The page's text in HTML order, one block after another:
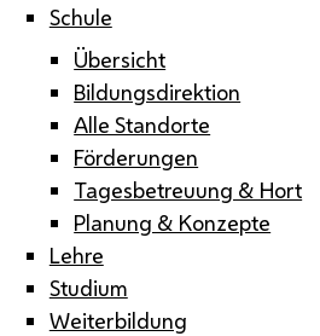
Schule
Übersicht
Bildungsdirektion
Alle Standorte
Förderungen
Tagesbetreuung & Hort
Planung & Konzepte
Lehre
Studium
Weiterbildung